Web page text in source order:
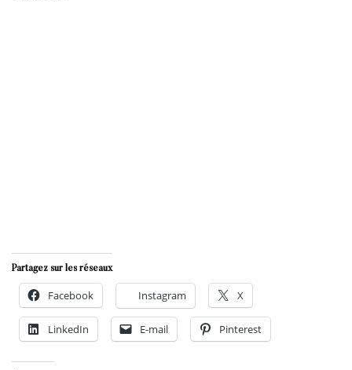
Partagez sur les réseaux
Facebook Instagram X
LinkedIn E-mail Pinterest